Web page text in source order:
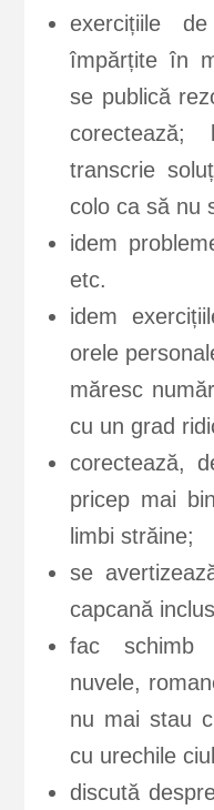
exercițiile
împărțite în
se publică
transcrie
colo ca să nu
idem
etc.
idem
orele
măresc
cu un grad
corectează,
pricep mai
limbi străine;
se
capcană
fac schimb
nuvele,
nu mai stau
cu urechile
discută